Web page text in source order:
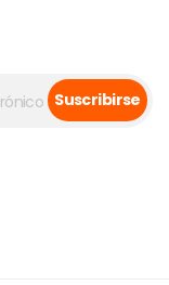
Suscribirse